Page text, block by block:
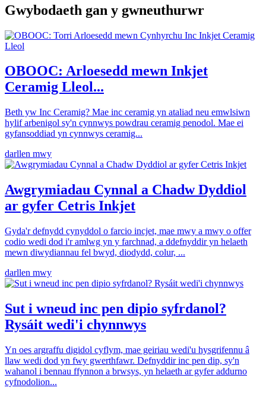
Gwybodaeth gan y gwneuthurwr
OBOOC: Arloesedd mewn Inkjet
Ceramig Lleol...
Beth yw Inc Ceramig? Mae inc ceramig yn ataliad neu emwlsiwn
hylif arbenigol sy'n cynnwys powdrau ceramig penodol. Mae ei
gyfansoddiad yn cynnwys ceramig...
darllen mwy
Awgrymiadau Cynnal a Chadw Dyddiol
ar gyfer Cetris Inkjet
Gyda'r defnydd cynyddol o farcio incjet, mae mwy a mwy o offer
codio wedi dod i'r amlwg yn y farchnad, a ddefnyddir yn helaeth
mewn diwydiannau fel bwyd, diodydd, colur, ...
darllen mwy
Sut i wneud inc pen dipio syfrdanol?
Rysáit wedi'i chynnwys
Yn oes argraffu digidol cyflym, mae geiriau wedi'u hysgrifennu â
llaw wedi dod yn fwy gwerthfawr. Defnyddir inc pen dip, sy'n
wahanol i bennau ffynnon a brwsys, yn helaeth ar gyfer addurno
cyfnodolion...